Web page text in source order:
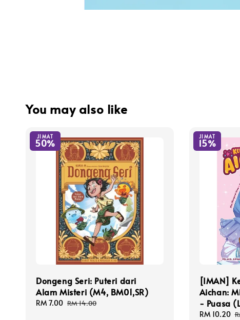
You may also like
JIMAT
50%
Dongeng Seri: Puteri dari
Alam Misteri (M4, BM01,SR)
Sale
RM 7.00 Regular
RM 14.00
JIMAT
15%
[IMAN]
Aichan:
- Puasa
Sale
RM 10.20